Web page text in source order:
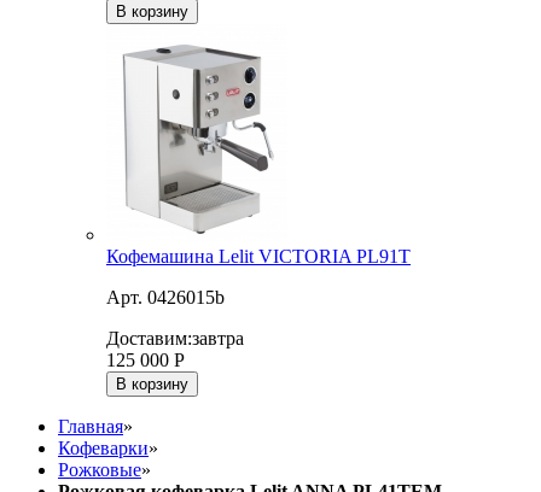
В корзину
Кофемашина Lelit VICTORIA PL91T
Арт. 0426015b
Доставим:завтра
125 000 Р
В корзину
Главная»
Кофеварки»
Рожковые»